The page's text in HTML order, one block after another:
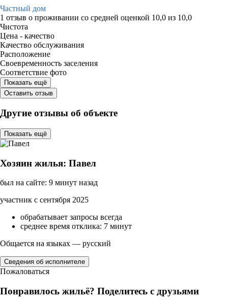
Частный дом
1 отзыв о проживании со средней оценкой 10,0 из 10,0
Чистота
Цена - качество
Качество обслуживания
Расположение
Своевременность заселения
Соответствие фото
Показать ещё
Оставить отзыв
Другие отзывы об объекте
Показать ещё
Хозяин жилья: Павел
был на сайте: 9 минут назад
участник с сентября 2025
обрабатывает запросы всегда
среднее время отклика: 7 минут
Общается на языках — русский
Сведения об исполнителе
Пожаловаться
Понравилось жильё? Поделитесь с друзьями